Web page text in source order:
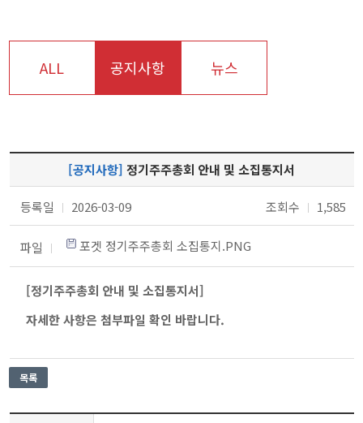
ALL 공지사항 뉴스
[공지사항] 정기주주총회 안내 및 소집통지서
등록일 | 2026-03-09 조회수 | 1,585
파일 | 포겟 정기주주총회 소집통지.PNG
[정기주주총회 안내 및 소집통지서]
자세한 사항은 첨부파일 확인 바랍니다.